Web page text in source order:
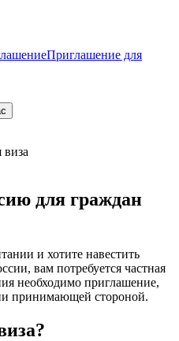
Приглашение для
виза
для граждан
и хотите навестить
вам потребуется частная
необходимо приглашение,
принимающей стороной.